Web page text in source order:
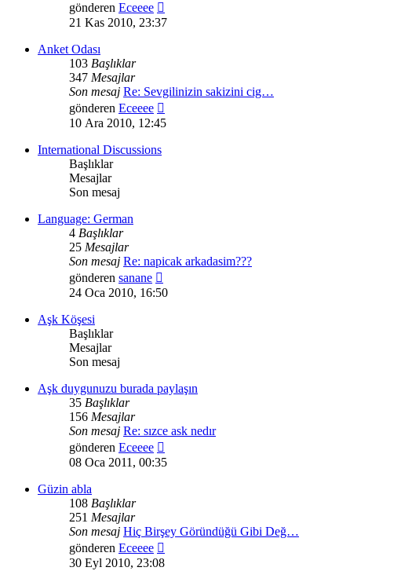
gönderen Eceeee
mesajı
21 Kas 2010, 23:37
Anket Odası
103 Başlıklar
347 Mesajlar
Son mesaj Re: Sevgilinizin sakizini cig…
gönderen Eceeee
mesajı
10 Ara 2010, 12:45
International Discussions
Başlıklar
Mesajlar
Son mesaj
Language: German
4 Başlıklar
25 Mesajlar
Son mesaj Re: napicak arkadasim???
gönderen sanane
mesajı
24 Oca 2010, 16:50
Aşk Köşesi
Başlıklar
Mesajlar
Son mesaj
Aşk duygunuzu burada paylaşın
35 Başlıklar
156 Mesajlar
Son mesaj Re: sızce ask nedır
gönderen Eceeee
mesajı
08 Oca 2011, 00:35
Güzin abla
108 Başlıklar
251 Mesajlar
Son mesaj Hiç Birşey Göründüğü Gibi Değ…
gönderen Eceeee
30 Eyl 2010, 23:08